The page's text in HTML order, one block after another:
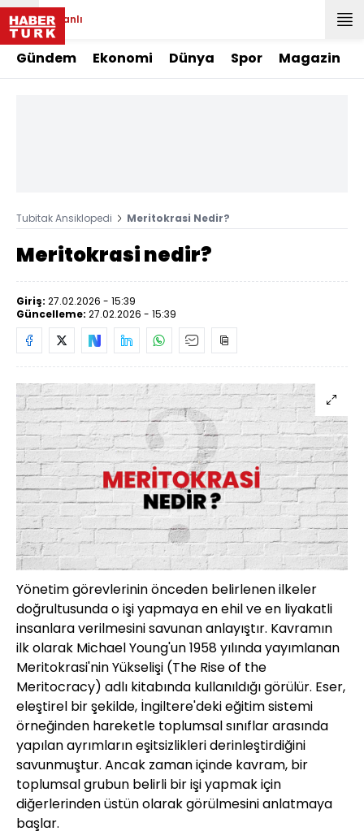
Canlı
Gündem Ekonomi Dünya Spor Magazin
Tubitak Ansiklopedi Meritokrasi Nedir?
Meritokrasi nedir?
Giriş: 27.02.2026 - 15:39
Güncelleme: 27.02.2026 - 15:39
Yönetim görevlerinin önceden belirlenen ilkeler
doğrultusunda o işi yapmaya en ehil ve en liyakatli
insanlara verilmesini savunan anlayıştır. Kavramın
ilk olarak Michael Young'un 1958 yılında yayımlanan
Meritokrasi'nin Yükselişi (The Rise of the
Meritocracy) adlı kitabında kullanıldığı görülür. Eser,
eleştirel bir şekilde, İngiltere'deki eğitim sistemi
örneğinden hareketle toplumsal sınıflar arasında
yapılan ayrımların eşitsizlikleri derinleştirdiğini
savunmuştur. Ancak zaman içinde kavram, bir
toplumsal grubun belirli bir işi yapmak için
diğerlerinden üstün olarak görülmesini anlatmaya
başlar.